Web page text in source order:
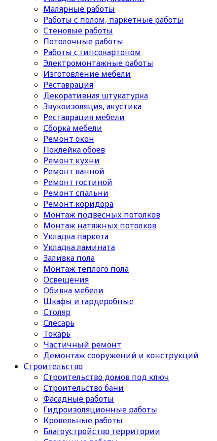
Малярные работы
Работы с полом, паркетные работы
Стеновые работы
Потолочные работы
Работы с гипсокартоном
Электромонтажные работы
Изготовление мебели
Реставрация
Декоративная штукатурка
Звукоизоляция, акустика
Реставрация мебели
Сборка мебели
Ремонт окон
Поклейка обоев
Ремонт кухни
Ремонт ванной
Ремонт гостиной
Ремонт спальни
Ремонт коридора
Монтаж подвесных потолков
Монтаж натяжных потолков
Укладка паркета
Укладка ламината
Заливка пола
Монтаж теплого пола
Освещения
Обивка мебели
Шкафы и гардеробные
Столяр
Слесарь
Токарь
Частичный ремонт
Демонтаж сооружений и конструкций
Строительство
Строительство домов под ключ
Строительство бани
Фасадные работы
Гидроизоляционные работы
Кровельные работы
Благоустройство территории